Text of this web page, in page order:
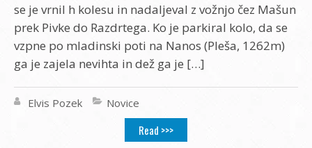
se je vrnil h kolesu in nadaljeval z vožnjo čez Mašun
prek Pivke do Razdrtega. Ko je parkiral kolo, da se
vzpne po mladinski poti na Nanos (Pleša, 1262m)
ga je zajela nevihta in dež ga je […]
Elvis Pozek Novice
Read >>>